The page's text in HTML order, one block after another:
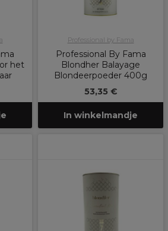
het
Professional by Fama
Professional By Fama
Blondher Balayage
Blondeerpoeder 400g
53,35 €
In winkelmandje